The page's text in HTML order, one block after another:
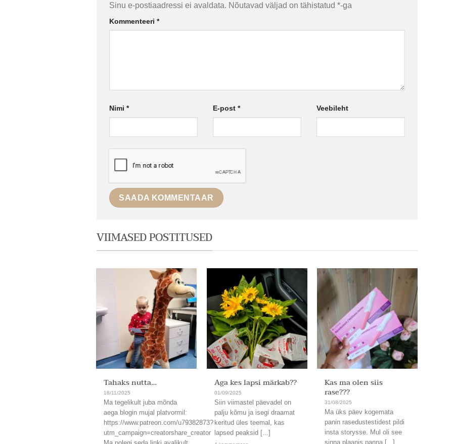
Sinu e-postiaadressi ei avaldata. Nõutavad väljad on tähistatud *-ga
Kommenteeri *
Nimi * E-post * Veebileht
VIIMASED POSTITUSED
Tahaks nutta…
18/11/2025
Ma tegelikult juba mõnda
aega blogin mujal platvormil:
https://www.patreon.com/u79382873?
utm_campaign=creatorshare_creator
Aga kes lapsi märkab??
01/09/2025
Siin viimastel päevadel on
palju kõmu ja isegi draamat
keritud üles teemal, kas
lapsed peaksid [...]
Kas ma olen siis
rase???
31/08/2025
Ma üks päev kogemata
panin rasedustestidest pildi
insta storysse. Mul oli see
sinna plaanis panna [...]